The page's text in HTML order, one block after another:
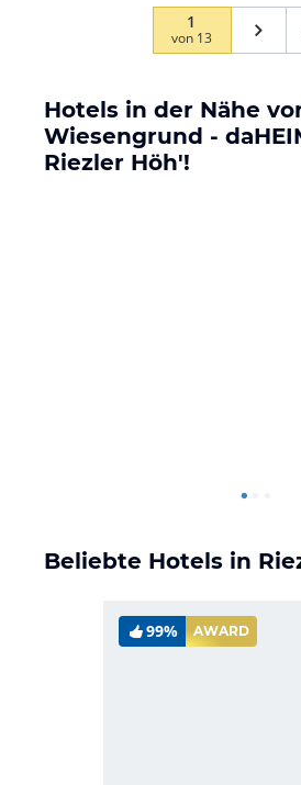
1
von 13
Hotels in der Nähe
Wiesengrund -
Riezler Höh'!
Beliebte Hotels in
99% AWARD